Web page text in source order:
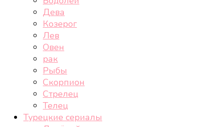
Дева
Козерог
Лев
Овен
рак
Рыбы
Скорпион
Стрелец
Телец
Турецкие сериалы